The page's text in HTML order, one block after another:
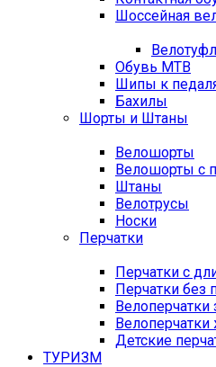
Шоссейная
Обувь MTB
Шипы к
Бахилы
Шорты и Штаны
Велошорты
Велошорты с
Штаны
Велотрусы
Носки
Перчатки
Перчатки с
Перчатки без
Велоперчатки
Детские
ТУРИЗМ